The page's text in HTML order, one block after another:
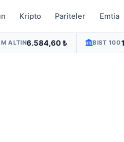
Kripto Pariteler Emtia
ALTIN6.584,60 ₺ BIST 100